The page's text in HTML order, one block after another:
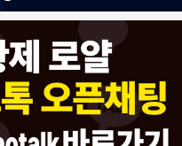
여기도 문의해보면 바로 알려줌
:정찰가보다 쌀수 없음
팩트 ㅋㅋㅋㅋ
팩트 ㅋㅋㅋㅋ